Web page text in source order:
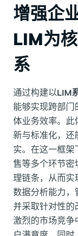
增强企
LIM为
系
通过构建以LIM
能够实现跨部
体业务效率。此
新与标准化，还
实。在这一框架
售等多个环节
理链条，从而实
数据分析能力，
并采取针对性
激烈的市场竞争